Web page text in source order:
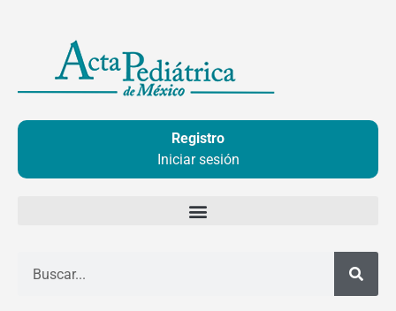
contenido
Registro
Iniciar sesión